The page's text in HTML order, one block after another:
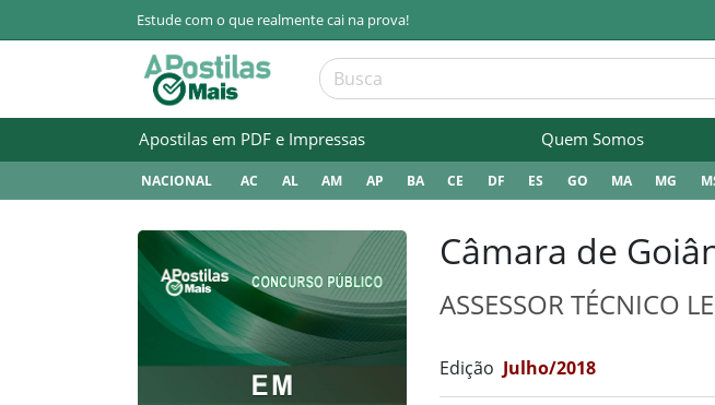
Estude com o que realmente cai na prova!
Apostilas em PDF e Impressas Quem Somos
NACIONAL AC AL AM AP BA CE DF ES GO MA MG
Câmara de
ASSESSOR TÉCNICO
Edição Julho/2018